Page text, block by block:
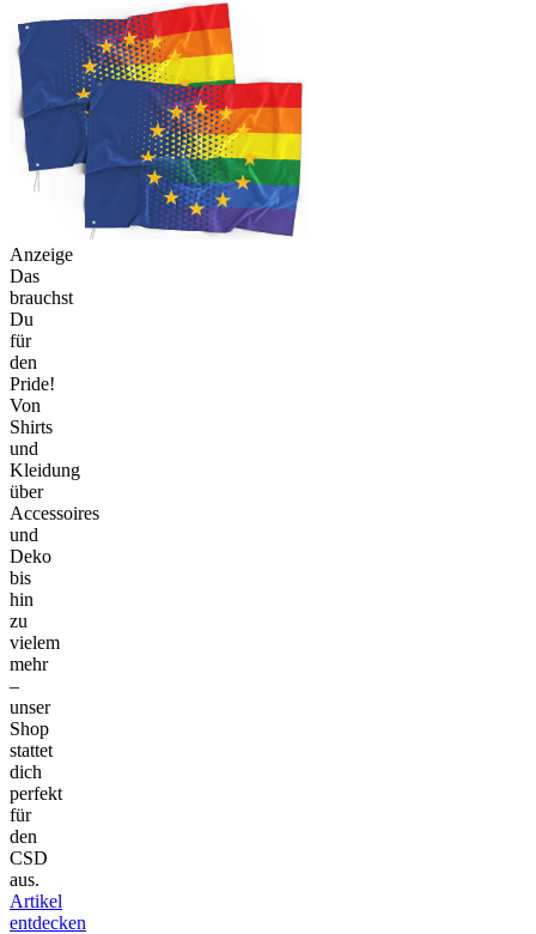
Anzeige
Das
brauchst
Du
für
den
Pride!
Von
Shirts
und
Kleidung
über
Accessoires
und
Deko
bis
hin
zu
vielem
mehr
–
unser
Shop
stattet
dich
perfekt
für
den
CSD
aus.
Artikel
entdecken